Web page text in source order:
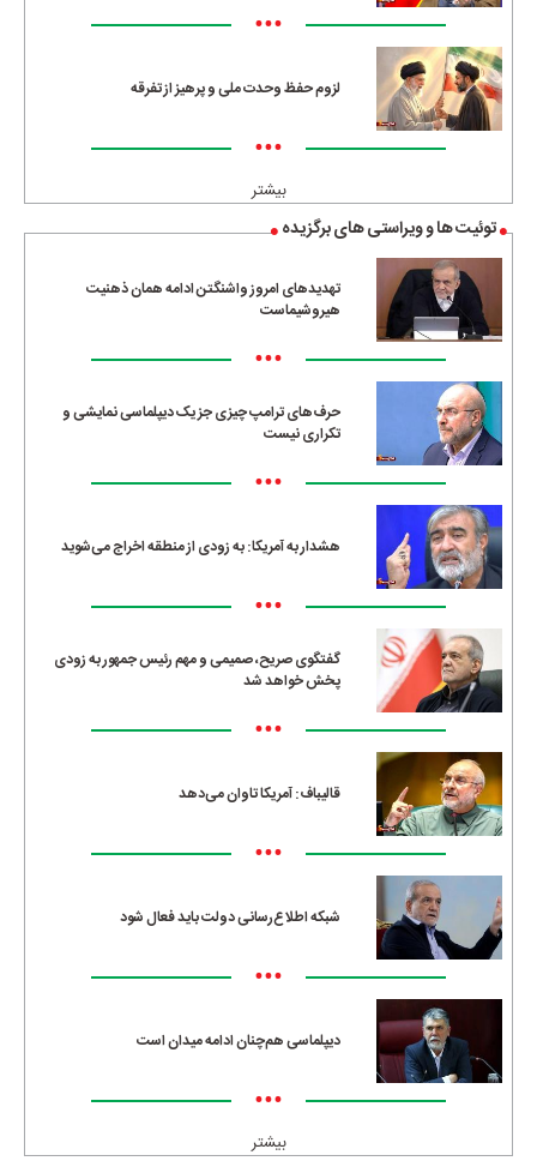
•••
لزوم حفظ وحدت ملی و پرهیز از تفرقه
•••
بیشتر
توئیت ها و ویراستی های برگزیده
تهدیدهای امروز واشنگتن ادامه همان ذهنیت
هیروشیماست
•••
حرف‌های ترامپ چیزی جز یک دیپلماسی نمایشی و
تکراری نیست
•••
هشدار به آمریکا: به زودی از منطقه اخراج می‌شوید
•••
گفتگوی صریح، صمیمی و مهم رئیس جمهور به زودی
پخش خواهد شد
•••
قالیباف: آمریکا تاوان می‌دهد
•••
شبکه اطلاع‌رسانی دولت باید فعال شود
•••
دیپلماسی هم‌چنان ادامه میدان است
•••
بیشتر